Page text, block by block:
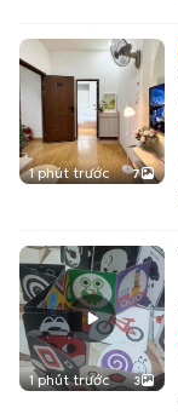
1 phút trước 7
1 phút trước 3